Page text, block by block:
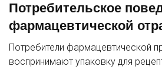
Потребительское
фармацевтической
Потребители фармацевтической
воспринимают упаковку для